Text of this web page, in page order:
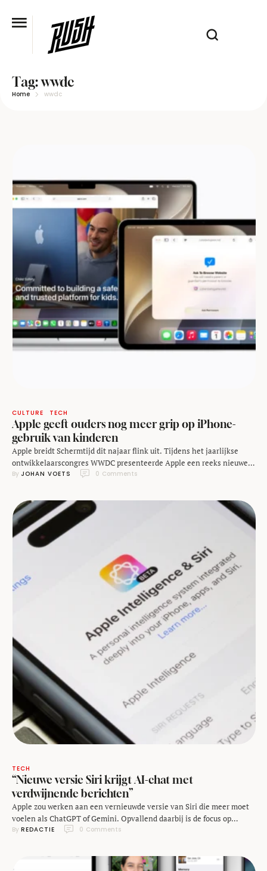
Tag:wwdc
Home wwdc
CULTURE TECH
Apple geeft ouders nog meer grip op iPhone-
gebruik van kinderen
Apple breidt Schermtijd dit najaar flink uit. Tijdens het jaarlijkse
ontwikkelaarscongres WWDC presenteerde Apple een reeks nieuwe
functies rondom ouderlijk toezicht. Ouders krijgen meer controle
meer vrijheid kunnen krijgen. Tijdens WWDC was er veel aandacht
voor Siri en Apple Intelligence, maar tussen al het AI-nieuws …
By JOHAN VOETS 0 Comments
TECH
“Nieuwe versie Siri krijgt AI-chat met
verdwijnende berichten”
Apple zou werken aan een vernieuwde versie van Siri die meer moet
voelen als ChatGPT of Gemini. Opvallend daarbij is de focus op
privacy: gesprekken zouden automatisch verwijderd kunnen worden.
achterblijven van Apple’s virtuele assistent Siri op zijn zachtst
By REDACTIE 0 Comments